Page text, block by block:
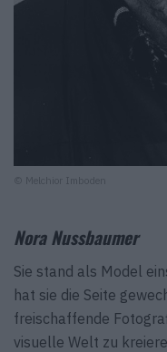
© Melchior Imboden
Nora Nussbaumer
Sie stand als Model
hat sie die Seite
freischaffende
visuelle Welt zu